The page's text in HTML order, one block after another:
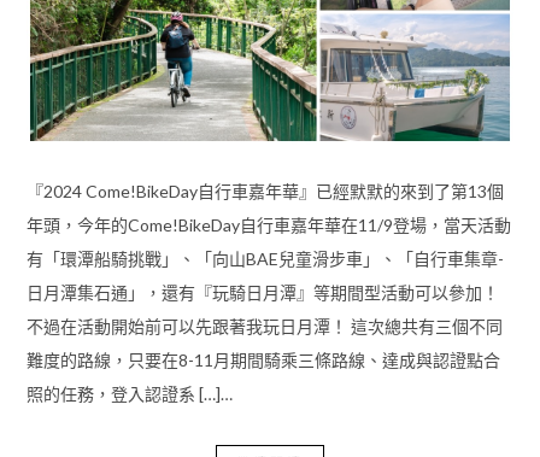
『2024 Come!BikeDay自行車嘉年華』已經默默的來到了第13個
年頭，今年的Come!BikeDay自行車嘉年華在11/9登場，當天活動
有「環潭船騎挑戰」、「向山BAE兒童滑步車」、「自行車集章-
日月潭集石通」，還有『玩騎日月潭』等期間型活動可以參加！
不過在活動開始前可以先跟著我玩日月潭！ 這次總共有三個不同
難度的路線，只要在8-11月期間騎乘三條路線、達成與認證點合
照的任務，登入認證系 […]…